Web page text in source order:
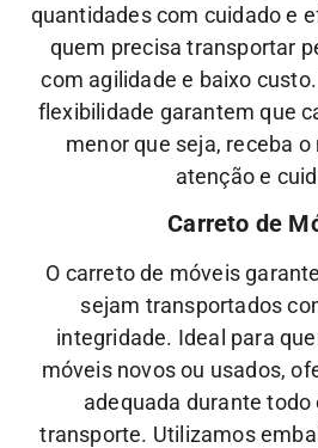
quantidades com cuidado e
quem precisa transportar
com agilidade e baixo custo.
flexibilidade garantem que
menor que seja, receba
atençãoe
Carreto de
O carreto de móveis
sejam transportados
integridade. Ideal para
móveis novos ou usados,
adequada durante todo
transporte. Utilizamos